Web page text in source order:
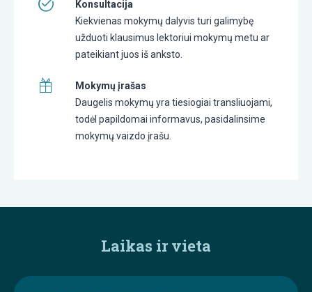
Konsultacija
Kiekvienas mokymų dalyvis turi galimybę
užduoti klausimus lektoriui mokymų metu ar
pateikiant juos iš anksto.
Mokymų įrašas
Daugelis mokymų yra tiesiogiai transliuojami,
todėl papildomai informavus, pasidalinsime
mokymų vaizdo įrašu.
Laikas ir vieta